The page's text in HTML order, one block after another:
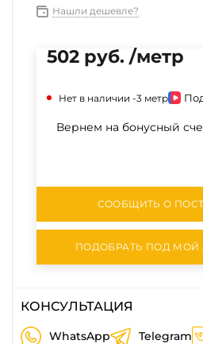
Нашли дешевле?
502 руб. /метр
Нет в наличии -3 метр
Вернем на бонусный
СООБЩИТЬ О
ПОДОБРАТЬ ПОД МОЙ
КОНСУЛЬТАЦИЯ
WhatsApp Telegram